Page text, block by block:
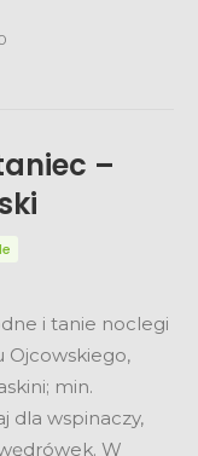
–
i tanie noclegi
Ojcowskiego,
min.
dla wspinaczy,
W